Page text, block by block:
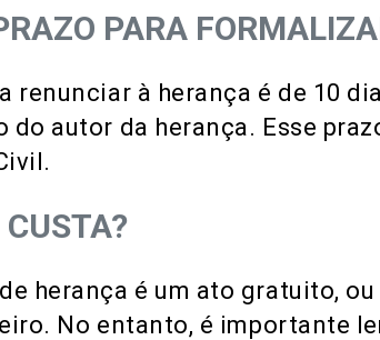
PARA
renunciar à herança é de 10
do autor da herança. Esse
herança é um ato gratuito,
No entanto, é importante